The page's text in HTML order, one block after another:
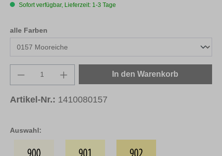
Auswahl:
Sofort verfügbar, Lieferzeit: 1-3 Tage
alle Farben
Produkt Anzahl: Gib den gewünschten
In den Warenkorb
Artikel-Nr.: 1410080157